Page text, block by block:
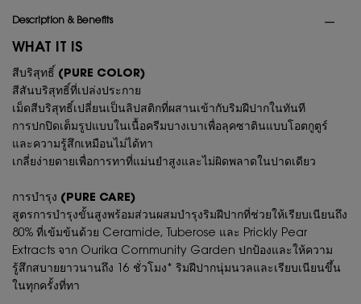
Description & Benefits
WHAT IT IS
สีบริสุทธิ์ (PURE COLOR)
สีสันบริสุทธิ์ที่เปล่งประกาย
เม็ดสีบริสุทธิ์เปลี่ยนเป็นลิปสติกที่ผสานเข้ากับริมฝีปากในทันที
การปกปิดเต็มรูปแบบในเนื้อครีมบางเบาเพื่อลุคซาตินแบบโอตกูตูร์
และความรู้สึกเหมือนไม่ได้ทา
เกลี่ยง่ายดายเพื่อการทาที่แม่นยำสูงและไม่ผิดพลาดในปาดเดียว
การบำรุง (PURE CARE)
สูตรการบำรุงขั้นสูงพร้อมส่วนผสมบำรุงริมฝีปากที่ช่วยให้เรียบเนียนถึง
80% ที่เข้มข้นด้วย Ceramide, Tuberose และ Prickly Pear
Extracts จาก Ourika Community Garden ปกป้องและให้ความ
รู้สึกสบายยาวนานถึง 16 ชั่วโมง* ริมฝีปากนุ่มนวลและเรียบเนียนขึ้น
ในทุกครั้งที่ทา